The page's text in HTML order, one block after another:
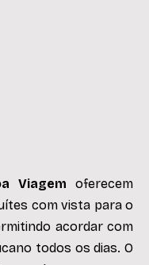
Viagem oferecem
com vista para o
acordar com
todos os dias. O